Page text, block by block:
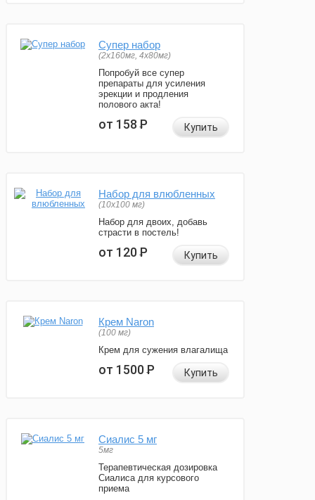
Супер набор
(2х160мг, 4х80мг)
Попробуй все супер
препараты для усиления
эрекции и продления
полового акта!
от 158Р Купить
Набор для влюбленных
(10х100 мг)
Набор для двоих, добавь
страсти в постель!
от 120Р Купить
Крем Naron
(100 мг)
Крем для сужения влагалища
от 1500Р Купить
Сиалис 5 мг
5мг
Терапевтическая дозировка
Сиалиса для курсового
приема